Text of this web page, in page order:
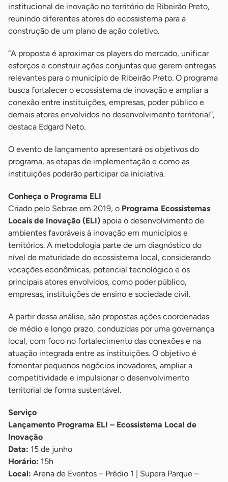
institucional de inovação no território de Ribeirão Preto,
reunindo diferentes atores do ecossistema para a
construção de um plano de ação coletivo.
“A proposta é aproximar os players do mercado, unificar
esforços e construir ações conjuntas que gerem entregas
relevantes para o município de Ribeirão Preto. O programa
busca fortalecer o ecossistema de inovação e ampliar a
conexão entre instituições, empresas, poder público e
demais atores envolvidos no desenvolvimento territorial”,
destaca Edgard Neto.
O evento de lançamento apresentará os objetivos do
programa, as etapas de implementação e como as
instituições poderão participar da iniciativa.
Conheça o Programa ELI
Criado pelo Sebrae em 2019, o Programa Ecossistemas
Locais de Inovação (ELI) apoia o desenvolvimento de
ambientes favoráveis à inovação em municípios e
territórios. A metodologia parte de um diagnóstico do
nível de maturidade do ecossistema local, considerando
vocações econômicas, potencial tecnológico e os
principais atores envolvidos, como poder público,
empresas, instituições de ensino e sociedade civil.
A partir dessa análise, são propostas ações coordenadas
de médio e longo prazo, conduzidas por uma governança
local, com foco no fortalecimento das conexões e na
atuação integrada entre as instituições. O objetivo é
fomentar pequenos negócios inovadores, ampliar a
competitividade e impulsionar o desenvolvimento
territorial de forma sustentável.
Serviço
Lançamento Programa ELI – Ecossistema Local de
Inovação
Data: 15 de junho
Horário: 15h
Local: Arena de Eventos – Prédio 1 | Supera Parque –